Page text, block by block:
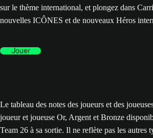
sur le thème international, et plongez dans
nouvelles ICÔNES et de nouveaux Héros
Jouer
Le tableau des notes des joueurs et des
joueur et joueuse Or, Argent et Bronze
Team 26 à sa sortie. Il ne reflète pas les autres